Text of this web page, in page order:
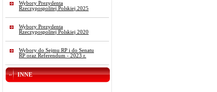
Wybory Prezydenta
Rzeczypospolitej Polskiej 2025
Wybory Prezydenta
Rzeczypospolitej Polskiej 2020
Wybory do Sejmu RP i do Senatu
RP oraz Referendum - 2023 r.
INNE